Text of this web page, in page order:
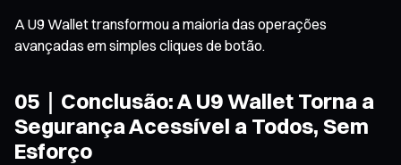
A U9 Wallet transformou a maioria das operações
avançadas em simples cliques de botão.
05｜Conclusão: A U9 Wallet Torna a
Segurança Acessível a Todos, Sem
Esforço